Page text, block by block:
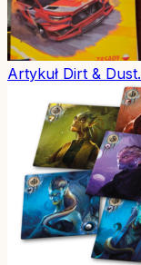
Artykuł Dirt &